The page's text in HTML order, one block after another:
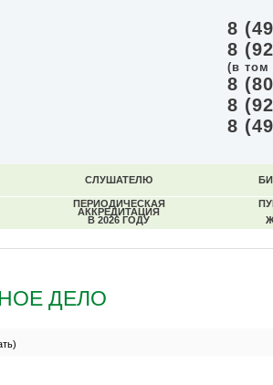
8
8
(в том
8
8
8
СЛУШАТЕЛЮ
ПЕРИОДИЧЕСКАЯ
АККРЕДИТАЦИЯ
В 2026 ГОДУ
ДЕЛО